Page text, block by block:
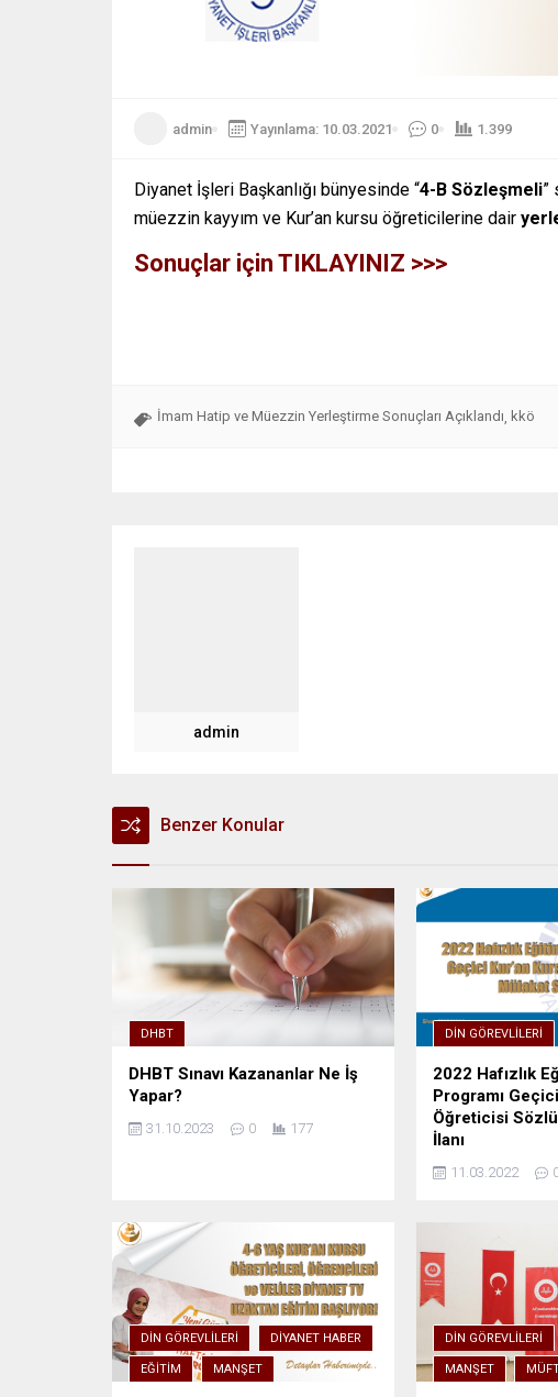
admin Yayınlama: 10.03.2021 0 1.399
Diyanet İşleri Başkanlığı bünyesinde “4-B Sözleşmeli”
müezzin kayyım ve Kur’an kursu öğreticilerine dair
Sonuçlar için TIKLAYINIZ >>>
İmam Hatip ve Müezzin Yerleştirme Sonuçları Açıklandı, kkö
admin
Benzer Konular
DHBT
DHBT Sınavı Kazananlar Ne İş
Yapar?
31.10.2023 0 177
DIN GÖREVLILERI
2022 Hafızlık
Programı
Öğreticisi Sözlü
İlanı
11.03.2022
DIN GÖREVLILERI DIYANET HABER
EĞITIM MANŞET
DIN GÖREVLILERI
MANŞET